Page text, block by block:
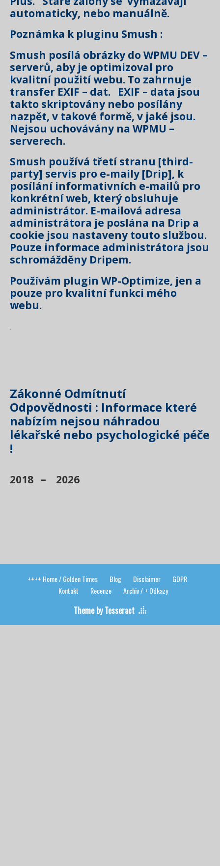
automaticky, nebo manuálně.
Poznámka k pluginu Smush :
Smush posílá obrázky do WPMU DEV –
serverů, aby je optimizoval pro
kvalitní použití webu. To zahrnuje
transfer EXIF – dat. EXIF – data jsou
takto skriptovány nebo posílány
nazpět, v takové formě, v jaké jsou.
Nejsou uchovávány na WPMU –
serverech.
Smush používá třetí stranu [third-
party] servis pro e-maily [Drip], k
posílání informativních e-mailů pro
konkrétní web, který obsluhuje
administrátor. E-mailová adresa
administrátora je poslána na Drip a
cookie jsou nastaveny touto službou.
Pouze informace administrátora jsou
schromážděny Dripem.
Používám plugin WP-Optimize, jen a
pouze pro kvalitní funkci mého
webu.
.
Zákonné Odmítnutí
Odpovědnosti : Informace které
nabízím nejsou náhradou
lékařské nebo psychologické péče
!
2018 – 2026
++++ Home / Golden Times Blog Disclaimer
GDPR
Kontakt
Recenze Archiv / + Odkazy
Theme by Tesseract